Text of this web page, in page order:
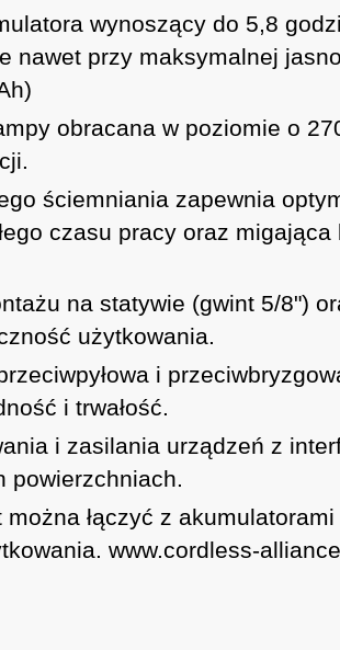
wynoszący do 5,8
nawet przy maksymalnej
obracana w poziomie o
ściemniania zapewnia
czasu pracy oraz
na statywie (gwint 5/8")
użytkowania.
i
i trwałość.
i zasilania urządzeń z
powierzchniach.
można łączyć z
www.cordless-